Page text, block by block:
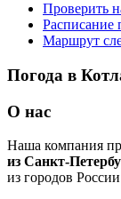
Проверить
Расписание
Маршрут
Погода в
О нас
Наша компания
из Санкт-
из городов